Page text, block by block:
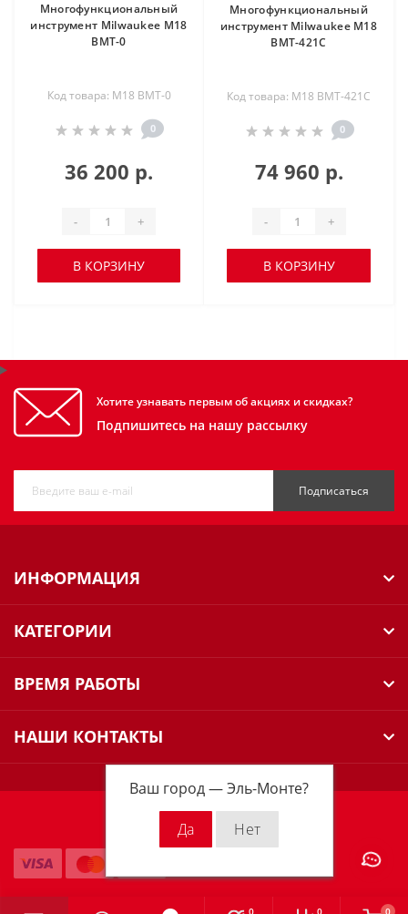
Ваш город —Эль-Монте?
0 0 0
Многофункциональный
инструмент Milwaukee M18
BMT-0
Код товара: M18 BMT-0
0
36 200 р.
- +
В КОРЗИНУ
Многофункциональный
инструмент Milwaukee M18
BMT-421C
Код товара: M18 BMT-421C
0
74 960 р.
- +
В КОРЗИНУ
Хотите узнавать первым об акциях и скидках?
Подпишитесь на нашу рассылку
Подписаться
ИНФОРМАЦИЯ
КАТЕГОРИИ
ВРЕМЯ РАБОТЫ
НАШИ КОНТАКТЫ
Milwaukee Russia © 2026